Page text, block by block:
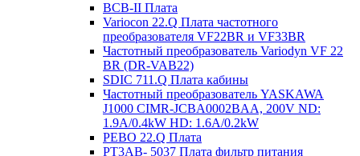
BCB-II Плата
Variocon 22.Q Плата частотного
преобразователя VF22BR и VF33BR
Частотный преобразователь Variodyn VF 22
BR (DR-VAB22)
SDIC 711.Q Плата кабины
Частотный преобразователь YASKAWA
J1000 CIMR-JCBA0002BAA, 200V ND:
1.9A/0.4kW HD: 1.6A/0.2kW
PEBO 22.Q Плата
РТ3АВ- 5037 Плата фильтр питания